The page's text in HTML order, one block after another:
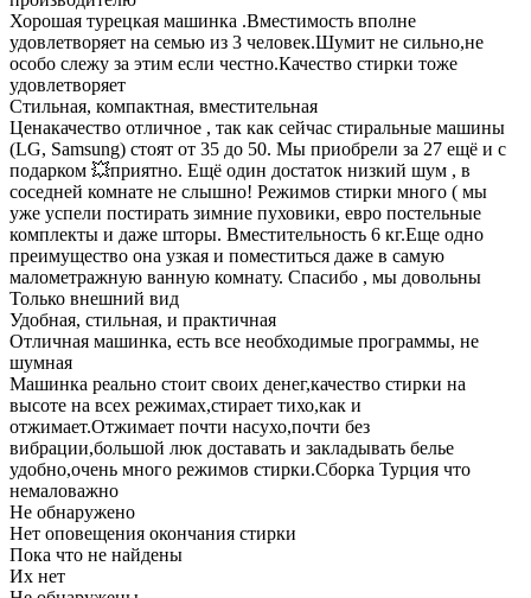
Хорошая турецкая машинка .Вместимость вполне
удовлетворяет на семью из 3 человек.Шумит не сильно,не
особо слежу за этим если честно.Качество стирки тоже
удовлетворяет
Стильная, компактная, вместительная
Ценакачество отличное , так как сейчас стиральные машины
(LG, Samsung) стоят от 35 до 50. Мы приобрели за 27 ещё и с
подарком 💥приятно. Ещё один достаток низкий шум , в
соседней комнате не слышно! Режимов стирки много ( мы
уже успели постирать зимние пуховики, евро постельные
комплекты и даже шторы. Вместительность 6 кг.Еще одно
преимущество она узкая и поместиться даже в самую
малометражную ванную комнату. Спасибо , мы довольны
Только внешний вид
Удобная, стильная, и практичная
Отличная машинка, есть все необходимые программы, не
шумная
Машинка реально стоит своих денег,качество стирки на
высоте на всех режимах,стирает тихо,как и
отжимает.Отжимает почти насухо,почти без
вибрации,большой люк доставать и закладывать белье
удобно,очень много режимов стирки.Сборка Турция что
немаловажно
Не обнаружено
Нет оповещения окончания стирки
Пока что не найдены
Их нет